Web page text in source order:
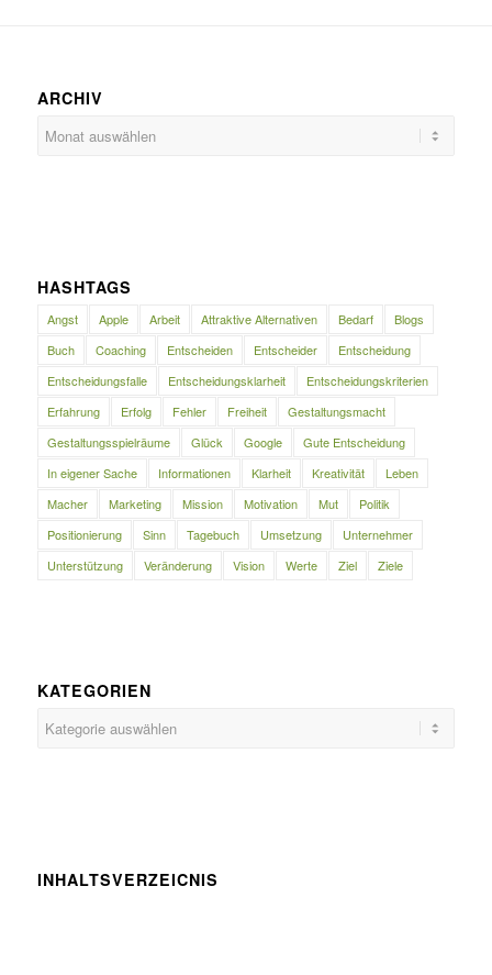
ARCHIV
HASHTAGS
Angst Apple Arbeit Attraktive Alternativen Bedarf
Blogs
Buch
Coaching Entscheiden Entscheider
Entscheidung
Entscheidungsfalle
Entscheidungsklarheit
Entscheidungskriterien
Erfahrung
Erfolg Fehler Freiheit
Gestaltungsmacht
Gestaltungsspielräume
Glück Google
Gute Entscheidung
In eigener Sache
Informationen Klarheit Kreativität
Leben
Macher
Marketing Mission Motivation Mut
Politik
Positionierung
Sinn Tagebuch Umsetzung
Unternehmer
Unterstützung
Veränderung Vision Werte Ziel Ziele
KATEGORIEN
INHALTSVERZEICNIS